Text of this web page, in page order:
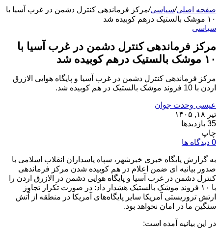
صفحه اصلی/سیاسی/مرکز فرماندهی کنترل دشمن در غرب آسیا با
۱۰ موشک بالستیک درهم کوبیده شد
سیاسی
مرکز فرماندهی کنترل دشمن در غرب آسیا با
۱۰ موشک بالستیک درهم کوبیده شد
مرکز فرماندهی کنترل دشمن در غرب آسیا و پایگاه هوایی الازرق
اردن با 10 فروند موشک بالستیک در هم کوبیده شد.
عیسی وحدت جوان
تیر ۱۸, ۱۴۰۵
35 بازدیدها
چاپ
0 دیدگاه ها
به گزارش پایگاه خبری خبرشهر، سپاه پاسداران انقلاب اسلامی با
صدور بیانیه ای ضمن اعلام در هم کوبیده شدن مرکز فرماندهی
کنترل دشمن در غرب آسیا و پایگاه هوایی دشمن در الازرق اردن را
با ۱۰ فروند موشک بالستیک هشدار داد: در صورت تکرار تجاوز
ارتش تروریستی آمریکا سایر پایگاه‌های آمریکا در منطقه از آتش
سنگین ما در امان نخواهد بود.
در این بیانیه آمده است: